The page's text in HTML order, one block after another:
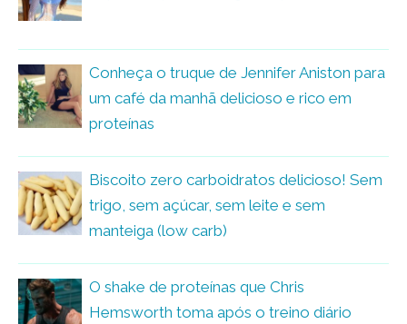
Conheça o truque de Jennifer Aniston para
um café da manhã delicioso e rico em
proteínas
Biscoito zero carboidratos delicioso! Sem
trigo, sem açúcar, sem leite e sem
manteiga (low carb)
O shake de proteínas que Chris
Hemsworth toma após o treino diário